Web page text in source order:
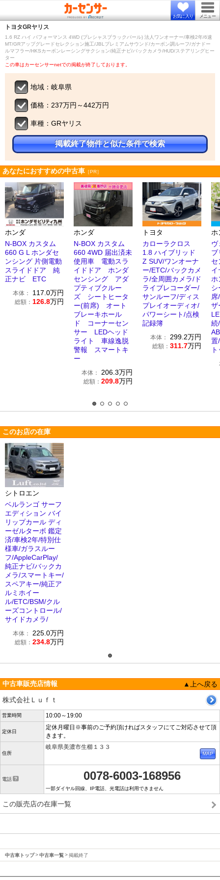
お気に入り メニュー
トヨタGRヤリス
1.6 RZ ハイ パフォーマンス 4WD (プレシャスブラックパール) 法人ワンオーナー/車検2年/6速
MT/GRアップグレードセレクション施工/JBLプレミアムサウンド/カーボン調ルーフ/ガナドー
ルマフラー/HKSカーボンレーシングサクション/純正ナビ/バックカメラ/HUD/ステアリングヒー
ター
この車はカーセンサーnetでの掲載が終了しております。
地域：岐阜県
価格：237万円～442万円
車種：GRヤリス
掲載終了物件と似た条件で検索
あなたにおすすめの中古車 ［PR］
ホンダ
N-BOX カスタム
660 G L ホンダセ
ンシング 片側電動
スライドドア 純
正ナビ ETC
本体： 117.0万円
総額： 126.8万円
ホンダ
N-BOX カスタム
660 4WD 届出済未
使用車 電動スラ
イドドア ホンダ
センシング アダ
プティブクルー
ズ シートヒータ
ー(前席) オート
ブレーキホール
ド コーナーセン
サー LEDヘッド
ライト 車線逸脱
警報 スマートキ
ー
本体： 206.3万円
総額： 209.8万円
トヨタ
カローラクロス
1.8 ハイブリッド
Z SUV/ワンオーナ
ー/ETC/バックカメ
ラ/全周囲カメラ/ド
ライブレコーダー/
サンルーフ/ディス
プレイオーディオ/
パワーシート/点検
記録簿
本体： 299.2万円
総額： 311.7万円
ホ
ヴ
ブ
セ
イ
ホ
シ
ザ
続
置
このお店の在庫
シトロエン
ベルランゴ サーフ
エディション バイ
リップカール ディ
ーゼルターボ 鑑定
済/車検2年/特別仕
様車/ガラスルー
フ/AppleCarPlay/
純正ナビ/バックカ
メラ/スマートキー/
スペアキー/純正ア
ルミホイー
ル/ETC/BSM/クル
ーズコントロール/
サイドカメラ/
本体： 225.0万円
総額： 234.8万円
中古車販売店情報
▲上へ戻る
株式会社Ｌｕｆｔ
営業時間 10:00～19:00
定休日
定休月曜日※事前のご予約頂ければスタッフにてご対応させて頂
きます。
住所
岐阜県美濃市生櫛１３３
電話 0078-6003-168956
一部ダイヤル回線、IP電話、光電話は利用できません
この販売店の在庫一覧
中古車トップ 中古車一覧 掲載終了